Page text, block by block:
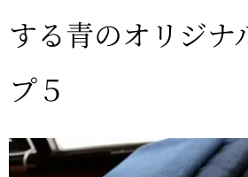
する青のオリジナ
プ５